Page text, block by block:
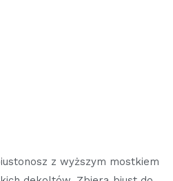
z wyższym mostkiem